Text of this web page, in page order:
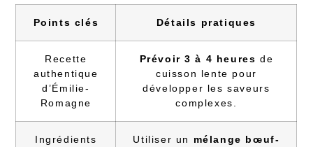
Points clés Détails pratiques
Recette
authentique
d’Émilie-
Romagne
Prévoir 3 à 4 heures de
cuisson lente pour
développer les saveurs
complexes.
Ingrédients
Utiliser un mélange bœuf-